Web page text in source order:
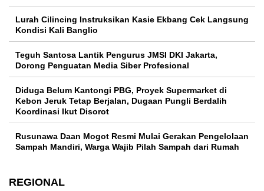
Lurah Cilincing Instruksikan Kasie Ekbang Cek Langsung
Kondisi Kali Banglio
Teguh Santosa Lantik Pengurus JMSI DKI Jakarta,
Dorong Penguatan Media Siber Profesional
Diduga Belum Kantongi PBG, Proyek Supermarket di
Kebon Jeruk Tetap Berjalan, Dugaan Pungli Berdalih
Koordinasi Ikut Disorot
Rusunawa Daan Mogot Resmi Mulai Gerakan Pengelolaan
Sampah Mandiri, Warga Wajib Pilah Sampah dari Rumah
REGIONAL